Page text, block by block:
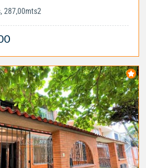
287,00mts2